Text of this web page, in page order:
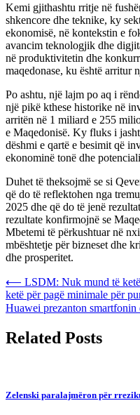
Kemi gjithashtu rritje në
shkencore dhe teknike, ky
ekonomisë, në kontekstin e
avancim teknologjik dhe
në produktivitetin dhe
maqedonase, ku është arritur
Po ashtu, një lajm po aq i
një pikë kthese historike në
arritën në 1 miliard e 255
e Maqedonisë. Ky fluks i
dëshmi e qartë e besimit që
ekonominë tonë dhe
Duhet të theksojmë se si
që do të reflektohen nga
2025 dhe që do të jenë
rezultate konfirmojnë se
Mbetemi të përkushtuar në
mbështetje për bizneset dhe
dhe prosperitet.
Post
navigation
⟵ LSDM: Nuk mund të
ketë për pagë minimale për
Huawei prezanton smartfonin
Related Posts
Zelenski paralajmëron për